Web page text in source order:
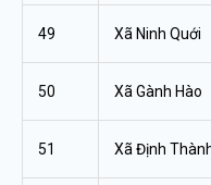
49 Xã Ninh Quới
50 Xã Gành Hào
51 Xã Định